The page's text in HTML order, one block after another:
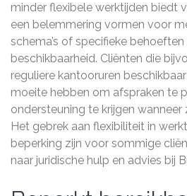
minder flexibele werktijden biedt
een belemmering vormen voor
schema’s of specifieke
beschikbaarheid. Cliënten die
reguliere kantooruren
moeite hebben om afspraken te
ondersteuning te krijgen wanneer
Het gebrek aan flexibiliteit in
beperking zijn voor sommige
naar juridische hulp en advies bij